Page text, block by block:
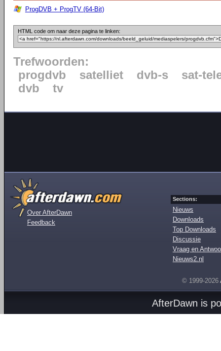
ProgDVB + ProgTV (64-Bit)
HTML code om naar deze pagina te linken:
Trefwoorden:
progdvb
satelliet dvb-s
sat-
dvb
tv
Over AfterDawn
Feedback
Sections:
Nieuws
Downloads
Top Downloads
Discussie
Vraag en
Nieuws2.nl
© 1999-2026
AfterDawn is